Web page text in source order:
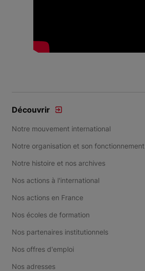
Découvrir
Notre mouvement international
Notre organisation et son fonctionnement
Notre histoire et nos archives
Nos actions à l'international
Nos actions en France
Nos écoles de formation
Nos partenaires institutionnels
Nos offres d'emploi
Nos adresses